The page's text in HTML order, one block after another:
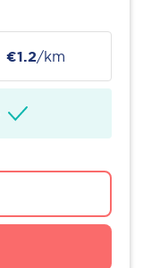
€1.2/km